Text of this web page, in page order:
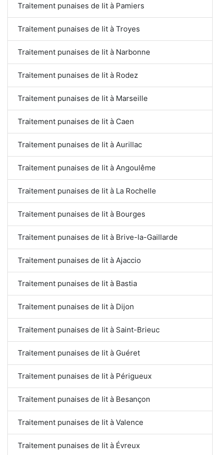
Traitement punaises de lit à Pamiers
Traitement punaises de lit à Troyes
Traitement punaises de lit à Narbonne
Traitement punaises de lit à Rodez
Traitement punaises de lit à Marseille
Traitement punaises de lit à Caen
Traitement punaises de lit à Aurillac
Traitement punaises de lit à Angoulême
Traitement punaises de lit à La Rochelle
Traitement punaises de lit à Bourges
Traitement punaises de lit à Brive-la-Gaillarde
Traitement punaises de lit à Ajaccio
Traitement punaises de lit à Bastia
Traitement punaises de lit à Dijon
Traitement punaises de lit à Saint-Brieuc
Traitement punaises de lit à Guéret
Traitement punaises de lit à Périgueux
Traitement punaises de lit à Besançon
Traitement punaises de lit à Valence
Traitement punaises de lit à Évreux